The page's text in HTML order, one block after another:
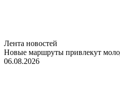
Лента новостей
Новые маршруты привлекут
06.08.2026